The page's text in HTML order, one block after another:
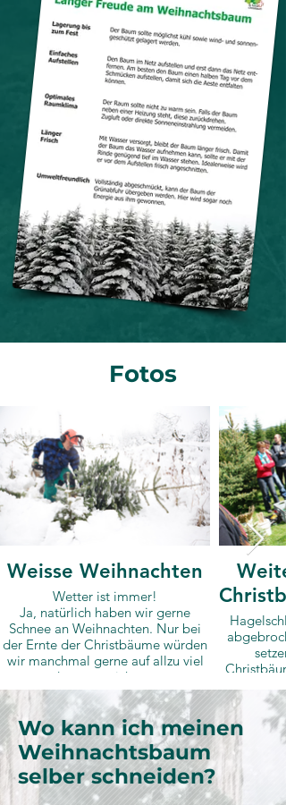
Fotos
Weisse Weihnachten
Wetter ist immer!
Ja, natürlich haben wir gerne
Schnee an Weihnachten. Nur bei
der Ernte der Christbäume würden
wir manchmal gerne auf allzu viel
davon verzichten.
Wo kann ich meinen
Weihnachtsbaum
selber schneiden?